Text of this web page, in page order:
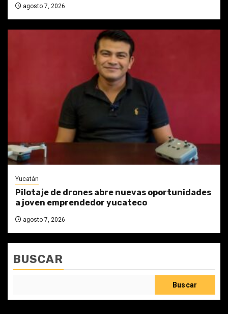
agosto 7, 2026
Yucatán
Pilotaje de drones abre nuevas oportunidades
a joven emprendedor yucateco
agosto 7, 2026
BUSCAR
Buscar